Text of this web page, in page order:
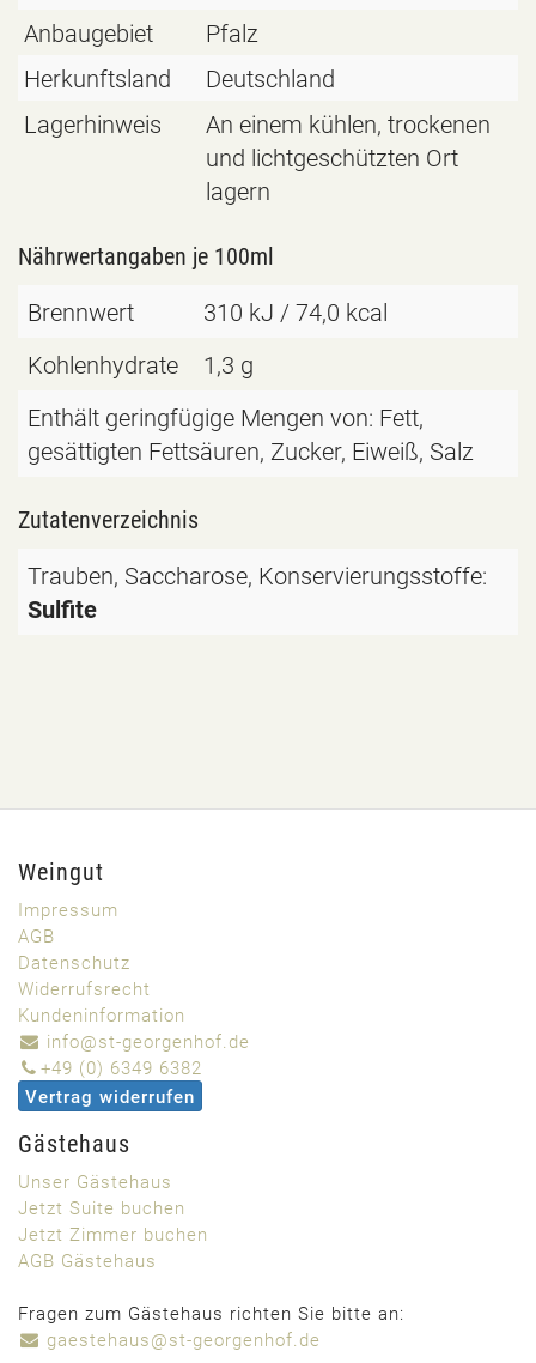
Anbaugebiet
Pfalz
Herkunftsland
Deutschland
Lagerhinweis
An einem kühlen, trockenen
und lichtgeschützten Ort
lagern
Nährwertangaben je 100ml
Brennwert
310 kJ / 74,0 kcal
Kohlenhydrate
1,3 g
Enthält geringfügige Mengen von: Fett,
gesättigten Fettsäuren, Zucker, Eiweiß, Salz
Zutatenverzeichnis
Trauben, Saccharose, Konservierungsstoffe:
Sulfite
Weingut
Impressum
AGB
Datenschutz
Widerrufsrecht
Kundeninformation
info@st-georgenhof.de
+49 (0) 6349 6382
Vertrag widerrufen
Gästehaus
Unser Gästehaus
Jetzt Suite buchen
Jetzt Zimmer buchen
AGB Gästehaus
Fragen zum Gästehaus richten Sie bitte an:
gaestehaus@st-georgenhof.de